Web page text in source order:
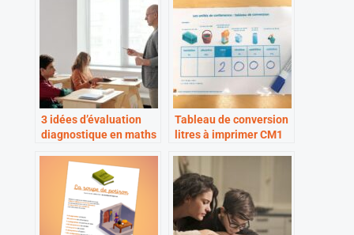
3 idées d’évaluation
diagnostique en maths
Tableau de conversion
litres à imprimer CM1